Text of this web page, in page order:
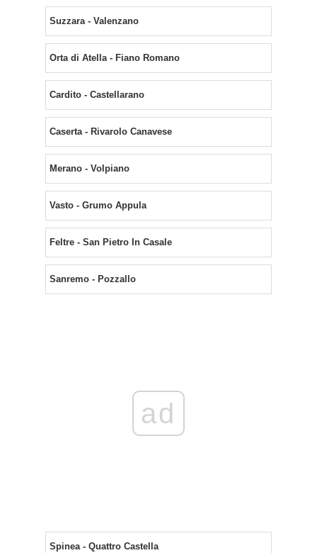
Suzzara - Valenzano
Orta di Atella - Fiano Romano
Cardito - Castellarano
Caserta - Rivarolo Canavese
Merano - Volpiano
Vasto - Grumo Appula
Feltre - San Pietro In Casale
Sanremo - Pozzallo
ad
Spinea - Quattro Castella